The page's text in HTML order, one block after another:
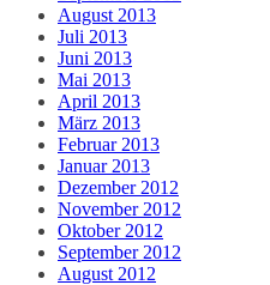
August 2013
Juli 2013
Juni 2013
Mai 2013
April 2013
März 2013
Februar 2013
Januar 2013
Dezember 2012
November 2012
Oktober 2012
September 2012
August 2012